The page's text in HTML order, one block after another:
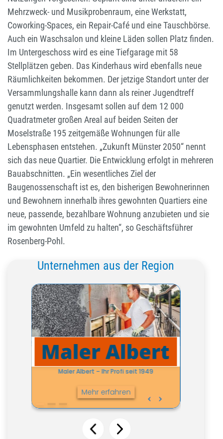
Mehrzweck- und Musikprobenraum, eine Werkstatt,
Coworking-Spaces, ein Repair-Café und eine Tauschbörse.
Auch ein Waschsalon und kleine Läden sollen Platz finden.
Im Untergeschoss wird es eine Tiefgarage mit 58
Stellplätzen geben. Das Kinderhaus wird ebenfalls neue
Räumlichkeiten bekommen. Der jetzige Standort unter der
Versammlungshalle kann dann als reiner Jugendtreff
genutzt werden. Insgesamt sollen auf dem 12 000
Quadratmeter großen Areal auf beiden Seiten der
Moselstraße 195 zeitgemäße Wohnungen für alle
Lebensphasen entstehen. „Zukunft Münster 2050“ nennt
sich das neue Quartier. Die Entwicklung erfolgt in mehreren
Bauabschnitten. „Ein wesentliches Ziel der
Baugenossenschaft ist es, den bisherigen Bewohnerinnen
und Bewohnern innerhalb ihres gewohnten Quartiers eine
neue, passende, bezahlbare Wohnung anzubieten und sie
im gewohnten Umfeld zu halten“, so Geschäftsführer
Rosenberg-Pohl.
Unternehmen aus der Region